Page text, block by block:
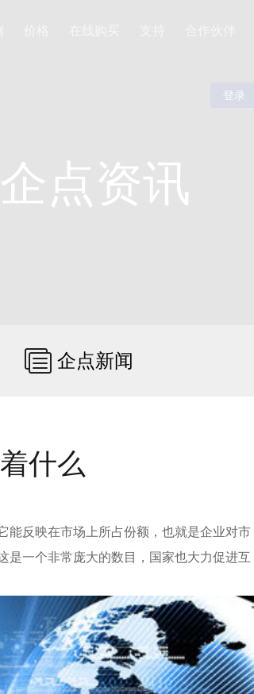
登录
企点资讯
企点新闻
什么
能反映在市场上所占份额，也就是企业对市
是一个非常庞大的数目，国家也大力促进互